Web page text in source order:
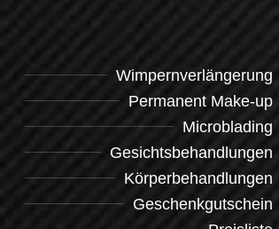
Wimpernverlängerung
Permanent Make-up
Microblading
Gesichtsbehandlungen
Körperbehandlungen
Geschenkgutschein